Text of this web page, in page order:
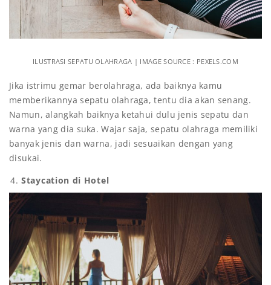
ILUSTRASI SEPATU OLAHRAGA | IMAGE SOURCE : PEXELS.COM
Jika istrimu gemar berolahraga, ada baiknya kamu
memberikannya sepatu olahraga, tentu dia akan senang.
Namun, alangkah baiknya ketahui dulu jenis sepatu dan
warna yang dia suka. Wajar saja, sepatu olahraga memiliki
banyak jenis dan warna, jadi sesuaikan dengan yang
disukai.
Staycation di Hotel